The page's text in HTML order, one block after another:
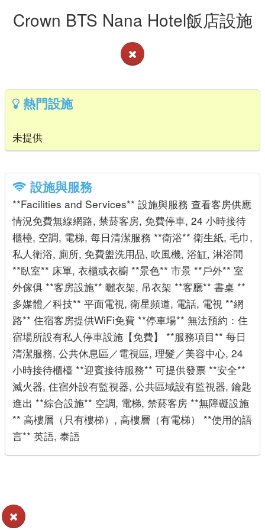
Crown BTS Nana Hotel飯店設施
熱門設施
未提供
設施與服務
**Facilities and Services** 設施與服務 查看客房供應
情況免費無線網路, 禁菸客房, 免費停車, 24 小時接待
櫃檯, 空調, 電梯, 每日清潔服務 **衛浴** 衛生紙, 毛巾,
私人衛浴, 廁所, 免費盥洗用品, 吹風機, 浴缸, 淋浴間
**臥室** 床單, 衣櫃或衣櫥 **景色** 市景 **戶外** 室
外傢俱 **客房設施** 曬衣架, 吊衣架 **客廳** 書桌 **
多媒體／科技** 平面電視, 衛星頻道, 電話, 電視 **網
路** 住宿客房提供WiFi免費 **停車場** 無法預約：住
宿場所設有私人停車設施【免費】 **服務項目** 每日
清潔服務, 公共休息區／電視區, 理髮／美容中心, 24
小時接待櫃檯 **迎賓接待服務** 可提供發票 **安全**
滅火器, 住宿外設有監視器, 公共區域設有監視器, 鑰匙
進出 **綜合設施** 空調, 電梯, 禁菸客房 **無障礙設施
** 高樓層（只有樓梯）, 高樓層（有電梯） **使用的語
言** 英語, 泰語